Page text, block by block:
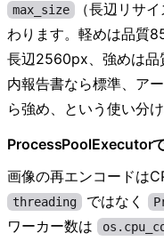
max_size
（長辺リサ
わります。軽めは品質
長辺2560px、強めは品
内報告書なら標準、ア
ら強め、という使い分け
ProcessPoolExecutor
画像の再エンコードは
threading ではなく
ワーカー数は